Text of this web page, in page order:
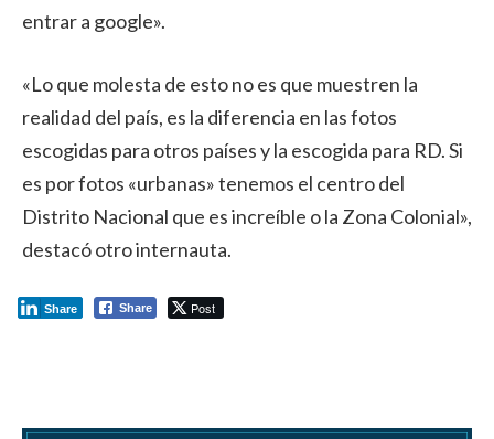
entrar a google».
«Lo que molesta de esto no es que muestren la
realidad del país, es la diferencia en las fotos
escogidas para otros países y la escogida para RD. Si
es por fotos «urbanas» tenemos el centro del
Distrito Nacional que es increíble o la Zona Colonial»,
destacó otro internauta.
Share Post
Share